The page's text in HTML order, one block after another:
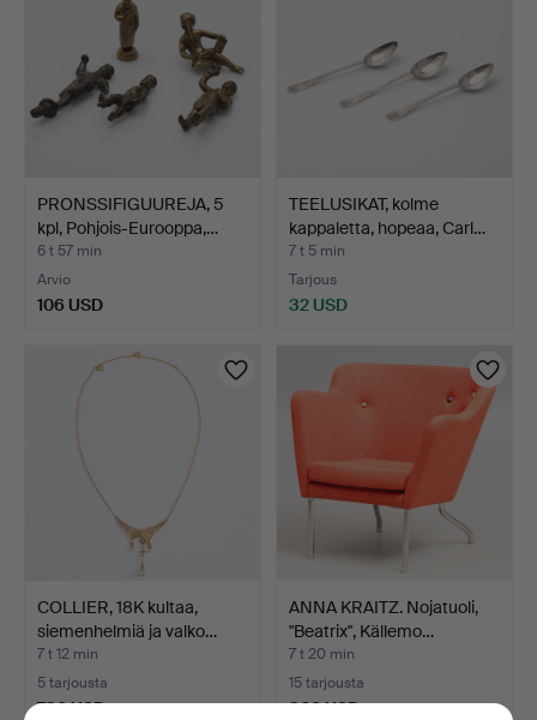
PRONSSIFIGUUREJA, 5
kpl, Pohjois-Eurooppa,…
6 t 57 min
Arvio
106 USD
TEELUSIKAT, kolme
kappaletta, hopeaa, Carl…
7 t 5 min
Tarjous
32 USD
COLLIER, 18K kultaa,
siemenhelmiä ja valko…
7 t 12 min
5 tarjousta
730 USD
ANNA KRAITZ. Nojatuoli,
"Beatrix", Källemo…
7 t 20 min
15 tarjousta
368 USD